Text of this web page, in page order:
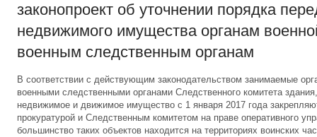
законопроект об уточнении порядка
недвижимого имущества органам
военным следственным органам
В соответствии с действующим законодательством занимаемые
военными следственными органами Следственного комитета
недвижимое и движимое имущество с 1 января 2017 года
прокуратурой и Следственным комитетом на праве оперативного
большинство таких объектов находится на территориях воинских